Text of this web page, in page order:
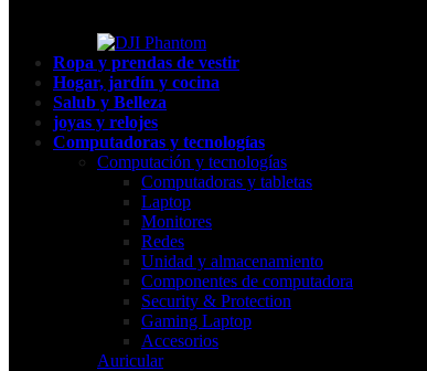
Ropa y prendas de vestir
Hogar, jardín y cocina
Salub y Belleza
joyas y relojes
Computadoras y tecnologías
Computación y tecnologías
Computadoras y tabletas
Laptop
Monitores
Redes
Unidad y almacenamiento
Componentes de computadora
Security & Protection
Gaming Laptop
Accesorios
Auricular